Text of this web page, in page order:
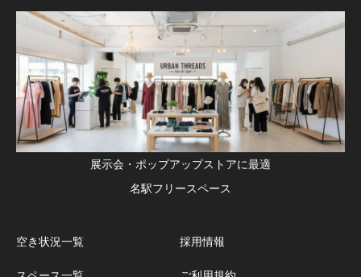
展示会・ポップアップストアに最適
名駅フリースペース
空き状況一覧 採用情報